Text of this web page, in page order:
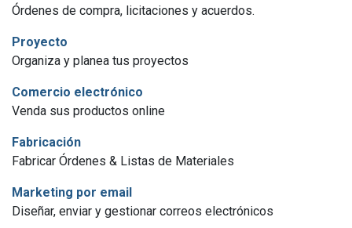
Órdenes de compra, licitaciones y acuerdos.
Proyecto
Organiza y planea tus proyectos
Comercio electrónico
Venda sus productos online
Fabricación
Fabricar Órdenes & Listas de Materiales
Marketing por email
Diseñar, enviar y gestionar correos electrónicos